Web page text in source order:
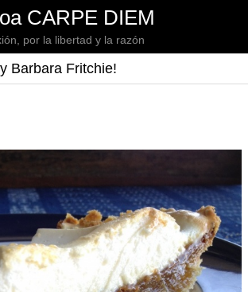
CARPE DIEM
por la libertad y la razón
Barbara Fritchie!